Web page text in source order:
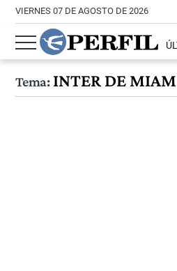
VIERNES 07 DE AGOSTO DE 2026
Tema:INTER DE